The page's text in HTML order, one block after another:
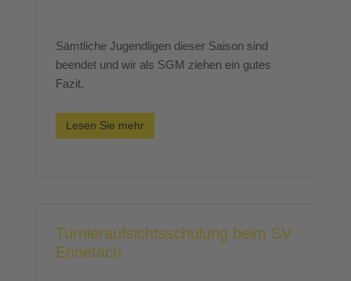
Sämtliche Jugendligen dieser Saison sind
beendet und wir als SGM ziehen ein gutes
Fazit.
Lesen Sie mehr
Turnieraufsichtsschulung beim SV
Ennetach